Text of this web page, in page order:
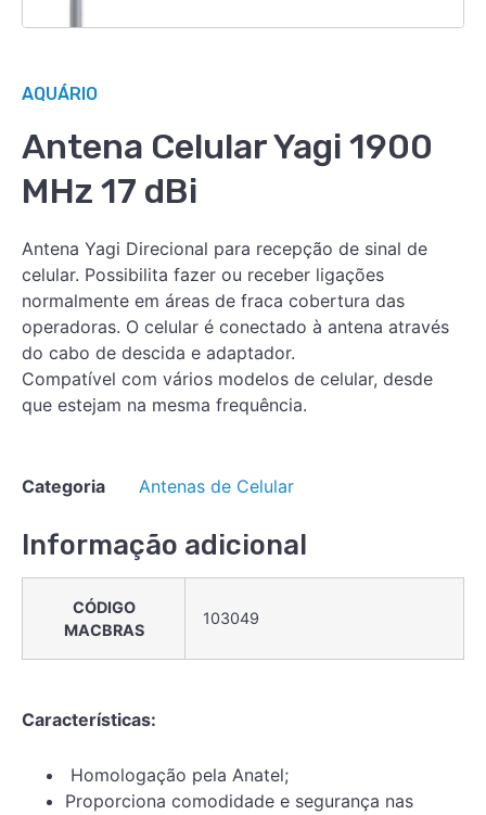
AQUÁRIO
Antena Celular Yagi 1900
MHz 17 dBi
Antena Yagi Direcional para recepção de sinal de
celular. Possibilita fazer ou receber ligações
normalmente em áreas de fraca cobertura das
operadoras. O celular é conectado à antena através
do cabo de descida e adaptador.
Compatível com vários modelos de celular, desde
que estejam na mesma frequência.
Categoria Antenas de Celular
Informação adicional
CÓDIGO
MACBRAS
103049
Características:
Homologação pela Anatel;
Proporciona comodidade e segurança nas